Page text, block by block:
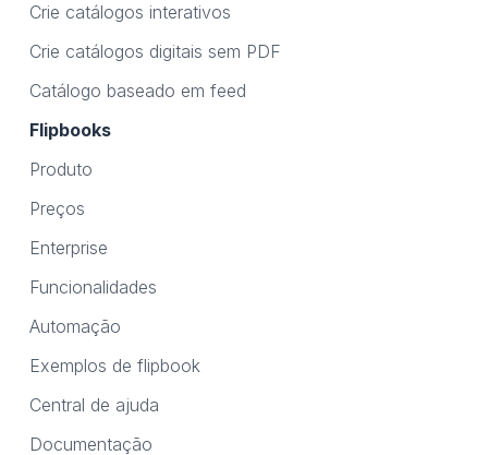
Crie catálogos interativos
Crie catálogos digitais sem PDF
Catálogo baseado em feed
Flipbooks
Produto
Preços
Enterprise
Funcionalidades
Automação
Exemplos de flipbook
Central de ajuda
Documentação